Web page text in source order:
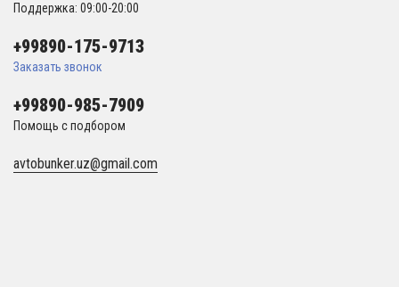
Поддержка: 09:00-20:00
+99890-175-9713
Заказать звонок
+99890-985-7909
Помощь с подбором
avtobunker.uz@gmail.com